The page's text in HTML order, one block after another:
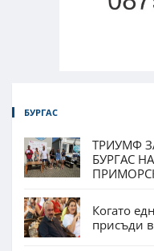
БУРГАС
ТРИУМФ
БУРГАС
Когато
присъди